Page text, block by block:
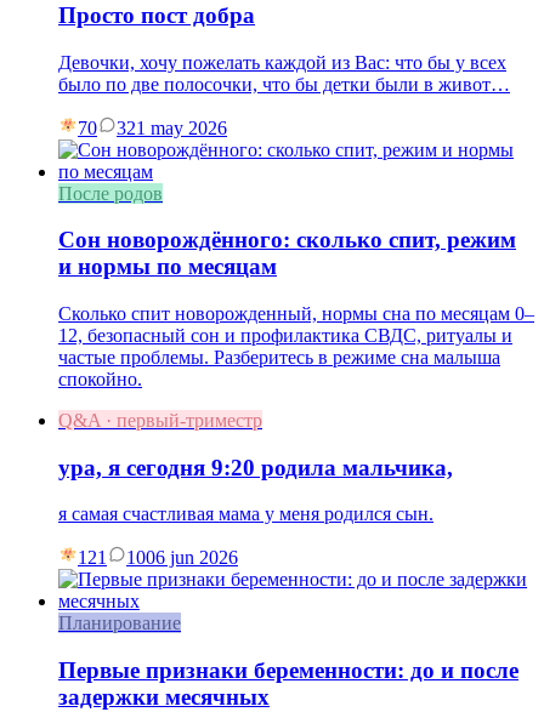
Просто пост добра
Девочки, хочу пожелать каждой из Вас: что бы у всех
было по две полосочки, что бы детки были в живот…
70 321 may 2026
После родов
Сон новорождённого: сколько спит, режим
и нормы по месяцам
Сколько спит новорожденный, нормы сна по месяцам 0–
12, безопасный сон и профилактика СВДС, ритуалы и
частые проблемы. Разберитесь в режиме сна малыша
спокойно.
Q&A · первый-триместр
ура, я сегодня 9:20 родила мальчика,
я самая счастливая мама у меня родился сын.
121 1006 jun 2026
Планирование
Первые признаки беременности: до и после
задержки месячных